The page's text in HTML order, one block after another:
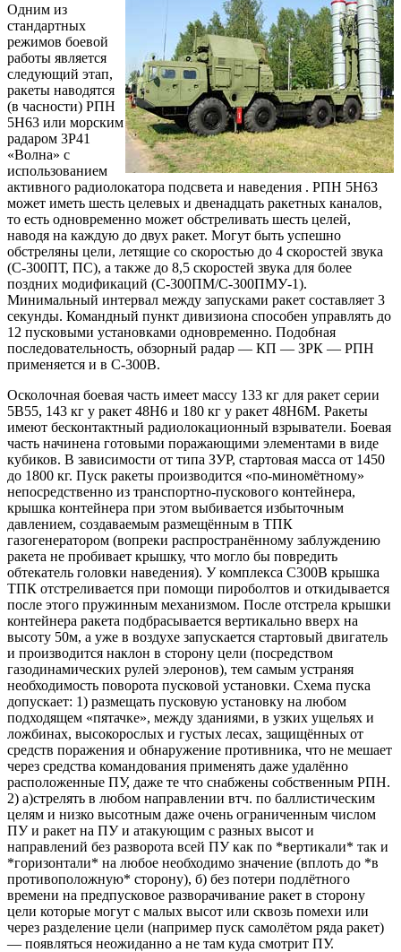
Одним из
стандартных
режимов боевой
работы является
следующий этап,
ракеты наводятся
(в часности) РПН
5Н63 или морским
радаром 3Р41
«Волна» с
использованием
активного радиолокатора подсвета и наведения . РПН 5Н63
может иметь шесть целевых и двенадцать ракетных каналов,
то есть одновременно может обстреливать шесть целей,
наводя на каждую до двух ракет. Могут быть успешно
обстреляны цели, летящие со скоростью до 4 скоростей звука
(С-300ПТ, ПС), а также до 8,5 скоростей звука для более
поздних модификаций (С-300ПМ/С-300ПМУ-1).
Минимальный интервал между запусками ракет составляет 3
секунды. Командный пункт дивизиона способен управлять до
12 пусковыми установками одновременно. Подобная
последовательность, обзорный радар — КП — ЗРК — РПН
применяется и в С-300В.
Осколочная боевая часть имеет массу 133 кг для ракет серии
5В55, 143 кг у ракет 48Н6 и 180 кг у ракет 48Н6М. Ракеты
имеют бесконтактный радиолокационный взрыватели. Боевая
часть начинена готовыми поражающими элементами в виде
кубиков. В зависимости от типа ЗУР, стартовая масса от 1450
до 1800 кг. Пуск ракеты производится «по-миномётному»
непосредственно из транспортно-пускового контейнера,
крышка контейнера при этом выбивается избыточным
давлением, создаваемым размещённым в ТПК
газогенератором (вопреки распространённому заблуждению
ракета не пробивает крышку, что могло бы повредить
обтекатель головки наведения). У комплекса С300В крышка
ТПК отстреливается при помощи пироболтов и откидывается
после этого пружинным механизмом. После отстрела крышки
контейнера ракета подбрасывается вертикально вверх на
высоту 50м, а уже в воздухе запускается стартовый двигатель
и производится наклон в сторону цели (посредством
газодинамических рулей элеронов), тем самым устраняя
необходимость поворота пусковой установки. Схема пуска
допускает: 1) размещать пусковую установку на любом
подходящем «пятачке», между зданиями, в узких ущельях и
ложбинах, высокорослых и густых лесах, защищённых от
средств поражения и обнаружение противника, что не мешает
через средства командования применять даже удалённо
расположенные ПУ, даже те что снабжены собственным РПН.
2) а)стрелять в любом направлении втч. по баллистическим
целям и низко высотным даже очень ограниченным числом
ПУ и ракет на ПУ и атакующим с разных высот и
направлений без разворота всей ПУ как по *вертикали* так и
*горизонтали* на любое необходимо значение (вплоть до *в
противоположную* сторону), б) без потери подлётного
времени на предпусковое разворачивание ракет в сторону
цели которые могут с малых высот или сквозь помехи или
через разделение цели (например пуск самолётом ряда ракет)
— появляться неожиданно а не там куда смотрит ПУ.